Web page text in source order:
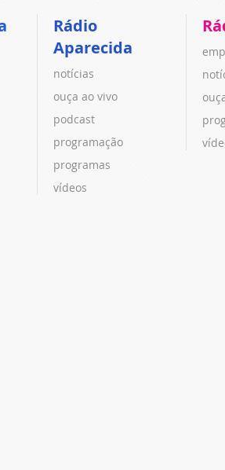
Rádio
Aparecida
notícias
ouça ao vivo
podcast
programação
programas
vídeos